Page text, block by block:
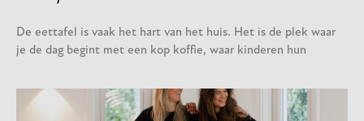
De eettafel is vaak het hart van het huis. Het is de plek waar
je de dag begint met een kop koffie, waar kinderen hun